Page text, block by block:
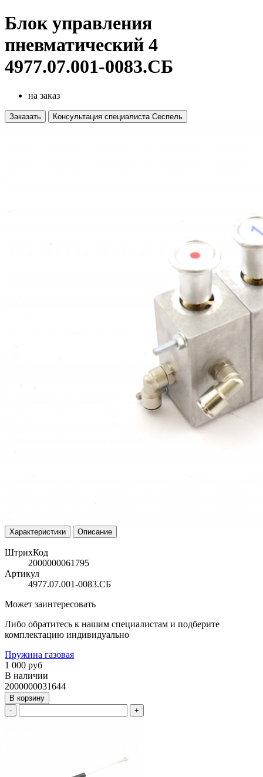
Блок управления
пневматический 4
4977.07.001-0083.СБ
на заказ
Заказать Консультация специалиста Сеспель
Характеристики Описание
ШтрихКод
2000000061795
Артикул
4977.07.001-0083.СБ
Может заинтересовать
Либо обратитесь к нашим специалистам и подберите
комплектацию индивидуально
Пружина газовая
1 000 руб
В наличии
2000000031644
В корзину
-
+